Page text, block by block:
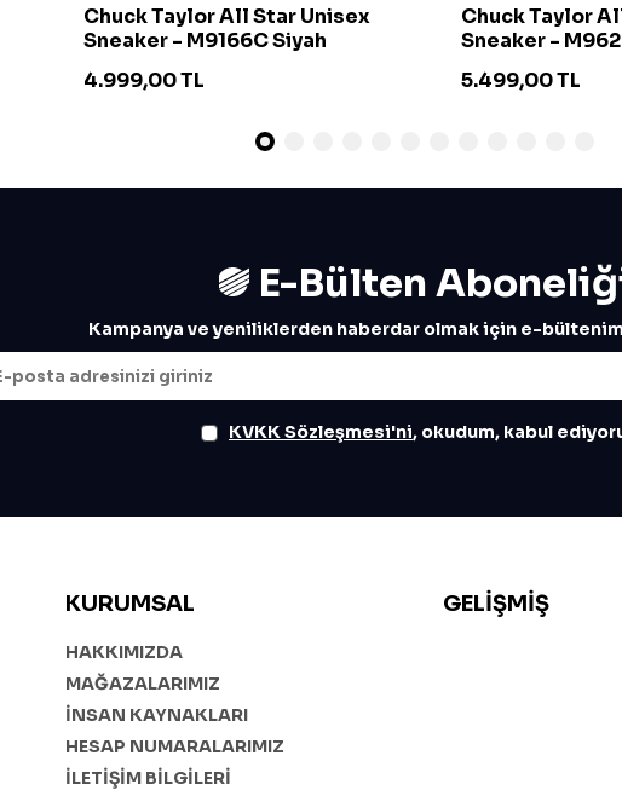
Chuck Taylor All Star Unisex
Sneaker - M9166C Siyah
4.999,00TL
Chuck Taylor
Sneaker -
5.499,00TL
E-Bülten
Kampanya ve yeniliklerden haberdar olmak için e-
KVKK Sözleşmesi'ni, okudum, kabul
KURUMSAL
HAKKIMIZDA
MAĞAZALARIMIZ
İNSAN KAYNAKLARI
HESAP NUMARALARIMIZ
İLETİŞİM BİLGİLERİ
GELIŞMIŞ